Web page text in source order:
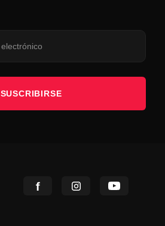
SUSCRIBIRSE